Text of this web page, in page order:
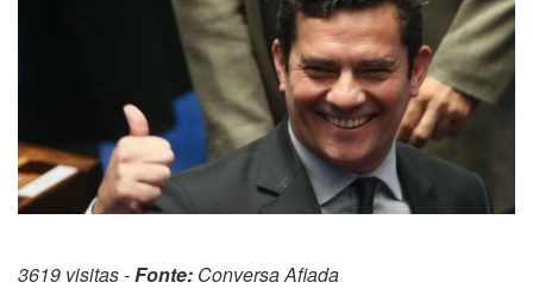
3619 visitas -Fonte: Conversa Afiada